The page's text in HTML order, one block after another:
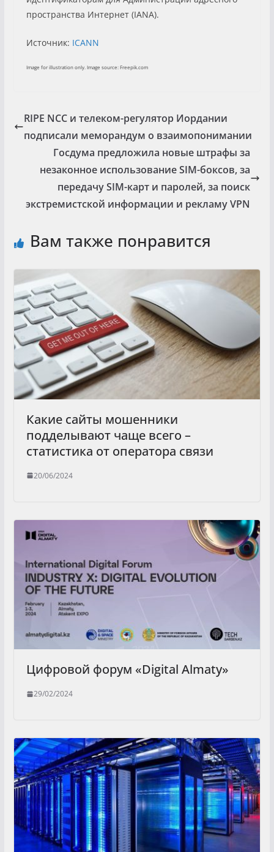
пространства Интернет (IANA).
Источник: ICANN
Image for illustration only. Image source: Freepik.com
RIPE NCC и телеком-регулятор Иордании
подписали меморандум о взаимопонимании
Госдума предложила новые штрафы за
незаконное использование SIM-боксов, за
передачу SIM-карт и паролей, за поиск
экстремистской информации и рекламу VPN
Вам также понравится
Какие сайты мошенники
подделывают чаще всего –
статистика от оператора связи
20/06/2024
Цифровой форум «Digital Almaty»
29/02/2024